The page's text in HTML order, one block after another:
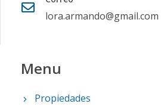
lora.armando@gmail.com
Menu
Propiedades